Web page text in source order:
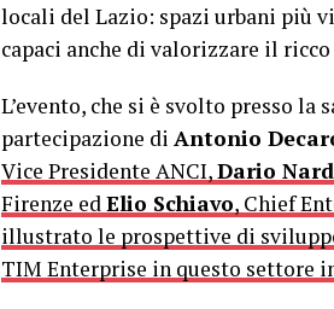
locali del Lazio: spazi urbani più
capaci anche di valorizzare il
L’evento, che si è svolto presso la
partecipazione di Antonio
Vice Presidente ANCI,Dario
Firenze edElio Schiavo, Chief
illustrato le prospettive di
TIM Enterprise in questo settore